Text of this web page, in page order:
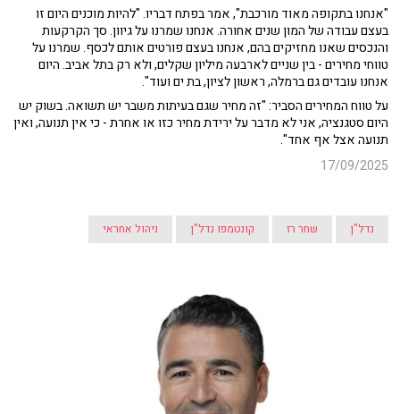
"אנחנו בתקופה מאוד מורכבת", אמר בפתח דבריו. "להיות מוכנים היום זו
בעצם עבודה של המון שנים אחורה. אנחנו שמרנו על גיוון. סך הקרקעות
והנכסים שאנו מחזיקים בהם, אנחנו בעצם פורטים אותם לכסף. שמרנו על
טווחי מחירים - בין שניים לארבעה מיליון שקלים, ולא רק בתל אביב. היום
אנחנו עובדים גם ברמלה, ראשון לציון, בת ים ועוד".
על טווח המחירים הסביר: "זה מחיר שגם בעיתות משבר יש תשואה. בשוק יש
היום סטגנציה, אני לא מדבר על ירידת מחיר כזו או אחרת - כי אין תנועה, ואין
תנועה אצל אף אחד".
17/09/2025
נדל"ן שחר רז קונטמפו נדל"ן ניהול אחראי